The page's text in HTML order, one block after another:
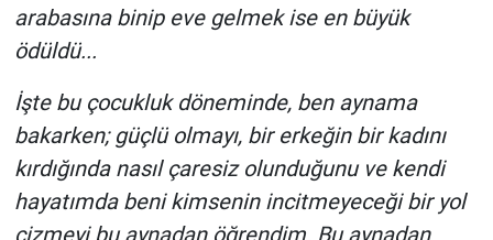
arabasına binip eve gelmek ise en büyük
ödüldü...
İşte bu çocukluk döneminde, ben aynama
bakarken; güçlü olmayı, bir erkeğin bir kadını
kırdığında nasıl çaresiz olunduğunu ve kendi
hayatımda beni kimsenin incitmeyeceği bir yol
çizmeyi bu aynadan öğrendim. Bu aynadan